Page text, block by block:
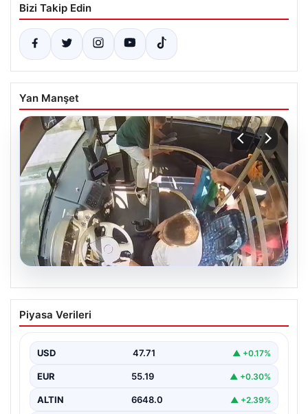
Bizi Takip Edin
Yan Manşet
05.08.2026
Otobüste Rahatsızlanan Yolcuyu Şoför
Hızla Hastaneye Yönlendirdi
otobüslerinde yaşanan ilginç ve dikkat çekici…
Piyasa Verileri
USD 47.71 ▲ +0.17%
EUR 55.19 ▲ +0.30%
ALTIN 6648.0 ▲ +2.39%